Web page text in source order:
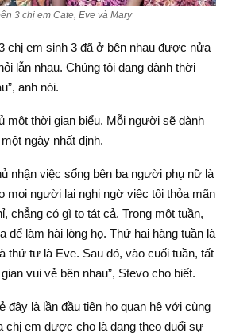
3 chị em Cate, Eve và Mary
chị em sinh 3 đã ở bên nhau được nửa
lẫn nhau. Chúng tôi đang dành thời
anh nói.
một thời gian biểu. Mỗi người sẽ dành
ngày nhất định.
nhận việc sống bên ba người phụ nữ là
mọi người lại nghi ngờ việc tôi thỏa mãn
chẳng có gì to tát cả. Trong một tuần,
để làm hài lòng họ. Thứ hai hàng tuần là
thứ tư là Eve. Sau đó, vào cuối tuần, tất
vui vẻ bên nhau”, Stevo cho biết.
đây là lần đầu tiên họ quan hệ với cùng
chị em được cho là đang theo đuổi sự